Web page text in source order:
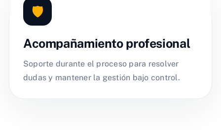
🛡️
Acompañamiento profesional
Soporte durante el proceso para resolver
dudas y mantener la gestión bajo control.